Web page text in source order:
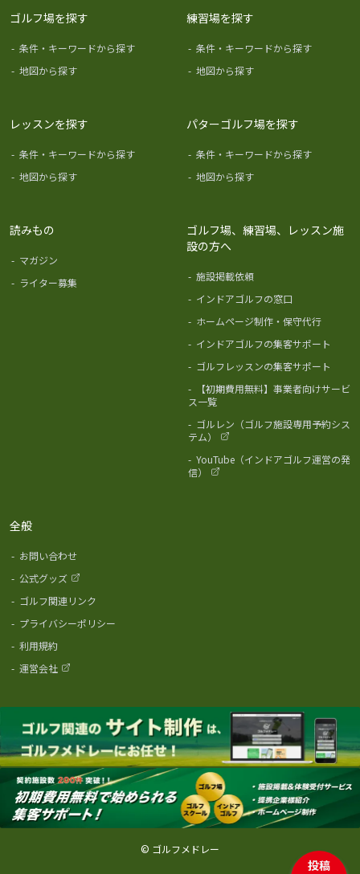
投稿
ゴルフ場を探す
- 条件・キーワードから探す
- 地図から探す
練習場を探す
- 条件・キーワードから探す
- 地図から探す
レッスンを探す
- 条件・キーワードから探す
- 地図から探す
パターゴルフ場を探す
- 条件・キーワードから探す
- 地図から探す
読みもの
- マガジン
- ライター募集
ゴルフ場、練習場、レッスン施
設の方へ
- 施設掲載依頼
- インドアゴルフの窓口
- ホームページ制作・保守代行
- インドアゴルフの集客サポート
- ゴルフレッスンの集客サポート
-
【初期費用無料】事業者向けサービ
ス一覧
- ゴルレン（ゴルフ施設専用予約シス
テム）
- YouTube（インドアゴルフ運営の発
信）
全般
- お問い合わせ
- 公式グッズ
- ゴルフ関連リンク
- プライバシーポリシー
- 利用規約
- 運営会社
© ゴルフメドレー